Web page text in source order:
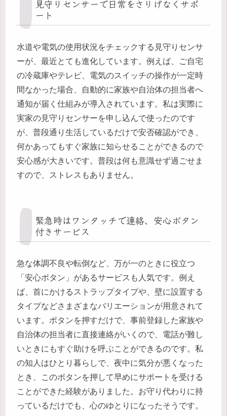
見守りセンサーで日常をさりげなくサポ
ート
水道や電気の使用状況をチェックする見守りセンサ
ーが、最近とても進化しています。例えば、ご自宅
の冷蔵庫やテレビ、電気のスイッチの操作が一定時
間なかった場合、自動的に家族や自治体の担当者へ
通知が届く仕組みが導入されています。私は実際に
実家の見守りセンサーを申し込んで使ったのです
が、普段通り生活しているだけで安否確認ができ、
何かあってもすぐ家族に知らせることができるので
安心感が大きいです。普段は何も意識せず過ごせま
すので、ストレスもありません。
緊急時はワンタッチで連絡、安心ボタン
付きサービス
急な体調不良や転倒など、万が一のときに役立つ
「安心ボタン」があるサービスも人気です。例え
ば、首にかけるストラップタイプや、壁に設置する
タイプなどさまざまなバリエーションが用意されて
います。ボタンを押すだけで、事前登録した家族や
自治体の担当者に直接連絡がいくので、電話が難し
いときにもすぐ助けを呼ぶことができるのです。私
の知人はひとり暮らしで、夜中に気分が悪くなった
とき、このボタンを押して早めにサポートを受ける
ことができた経験がありました。お守り代わりに持
っているだけでも、心のゆとりになったそうです。